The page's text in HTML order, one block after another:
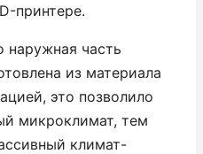
принтере.
наружная часть
из материала
это позволило
микроклимат, тем
климат-